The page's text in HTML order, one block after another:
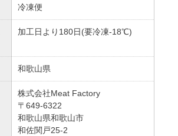
冷凍便
加工日より180日(要冷凍-18℃)
和歌山県
株式会社Meat Factory
〒649-6322
和歌山県和歌山市
和佐関戸25-2